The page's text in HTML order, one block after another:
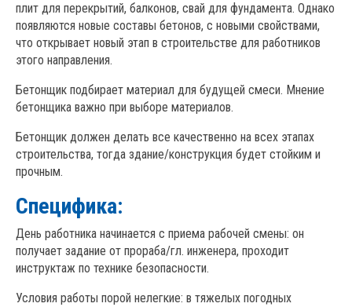
плит для перекрытий, балконов, свай для фундамента. Однако
появляются новые составы бетонов, с новыми свойствами,
что открывает новый этап в строительстве для работников
этого направления.
Бетонщик подбирает материал для будущей смеси. Мнение
бетонщика важно при выборе материалов.
Бетонщик должен делать все качественно на всех этапах
строительства, тогда здание/конструкция будет стойким и
прочным.
Специфика:
День работника начинается с приема рабочей смены: он
получает задание от прораба/гл. инженера, проходит
инструктаж по технике безопасности.
Условия работы порой нелегкие: в тяжелых погодных